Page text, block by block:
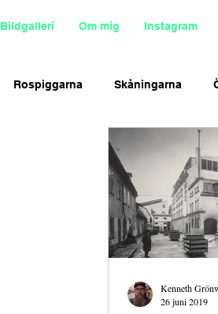
Bildgalleri Om mig Instagram
Rospiggarna Skåningarna
Kenneth
26 juni 2019